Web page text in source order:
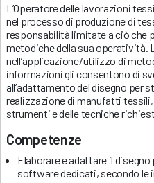
L’Operatore delle lavorazioni
nel processo di produzione di
responsabilità limitate a ciò che
metodiche della sua operatività.
nell’applicazione/utilizzo di
informazioni gli consentono di
all’adattamento del disegno per
realizzazione di manufatti
strumenti e delle tecniche
Competenze
Elaborare e adattare il
software dedicati, secondo le